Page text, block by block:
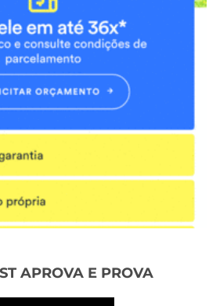
APROVA E PROVA